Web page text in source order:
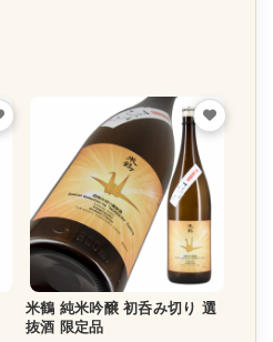
米鶴 純米吟醸 初呑み切り 選
抜酒 限定品